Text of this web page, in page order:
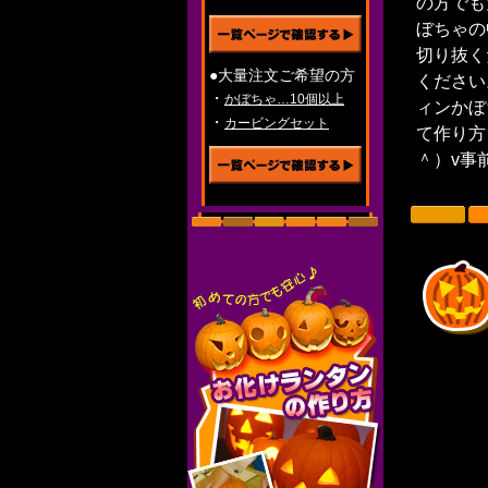
●大量注文ご希望の方
・ かぼちゃ…10個以上
・ カービングセット
ぼちゃ
切り抜
くださ
ィンか
て作り
＾）v事